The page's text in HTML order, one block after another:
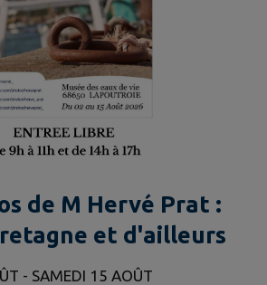
de M Hervé Prat :
et d'ailleurs
- SAMEDI 15 AOÛT